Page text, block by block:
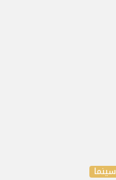
سينما